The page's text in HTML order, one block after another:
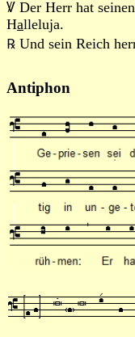
Ꝟ Der Herr hat
Halleluja.
℞ Und sein Reich
Antiphon